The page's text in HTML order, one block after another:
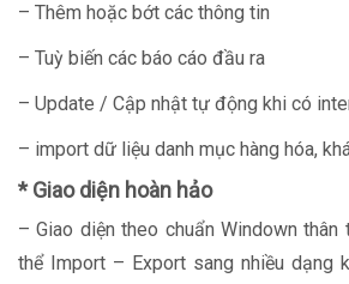
– Thêm hoặc bớt các thông tin
– Tuỳ biến các báo cáo đầu ra
– Update / Cập nhật tự động khi có
– import dữ liệu danh mục hàng hóa,
* Giao diện hoàn hảo
– Giao diện theo chuẩn Windown thân
thể Import – Export sang nhiều dạng